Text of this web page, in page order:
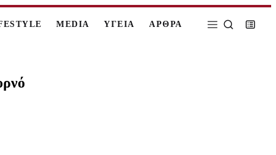
MEDIA ΥΓΕΙΑ ΑΡΘΡΑ